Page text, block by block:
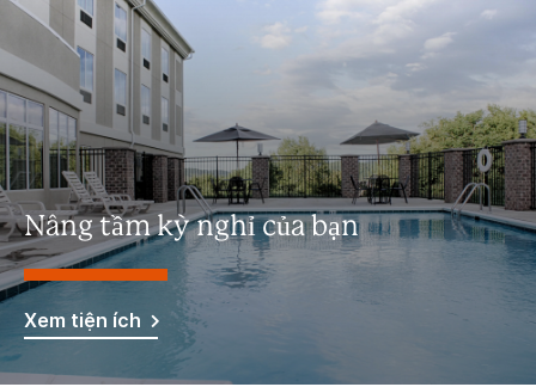
Nâng tầm kỳ nghỉ của bạn
Xem tiện ích